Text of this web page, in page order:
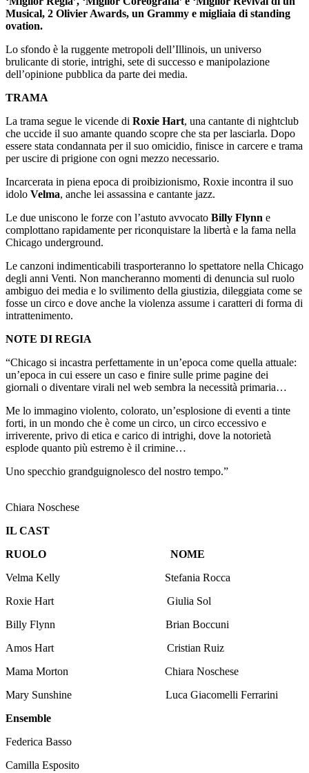
Musical, 2 Olivier Awards, un Grammy e migliaia di standing
ovation.
Lo sfondo è la ruggente metropoli dell’Illinois, un universo
brulicante di storie, intrighi, sete di successo e manipolazione
dell’opinione pubblica da parte dei media.
TRAMA
La trama segue le vicende di Roxie Hart, una cantante di nightclub
che uccide il suo amante quando scopre che sta per lasciarla. Dopo
essere stata condannata per il suo omicidio, finisce in carcere e trama
per uscire di prigione con ogni mezzo necessario.
Incarcerata in piena epoca di proibizionismo, Roxie incontra il suo
idolo Velma, anche lei assassina e cantante jazz.
Le due uniscono le forze con l’astuto avvocato Billy Flynn e
complottano rapidamente per riconquistare la libertà e la fama nella
Chicago underground.
Le canzoni indimenticabili trasporteranno lo spettatore nella Chicago
degli anni Venti. Non mancheranno momenti di denuncia sul ruolo
ambiguo dei media e lo svilimento della giustizia, dileggiata come se
fosse un circo e dove anche la violenza assume i caratteri di forma di
intrattenimento.
NOTE DI REGIA
“Chicago si incastra perfettamente in un’epoca come quella attuale:
un’epoca in cui essere un caso e finire sulle prime pagine dei
giornali o diventare virali nel web sembra la necessità primaria…
Me lo immagino violento, colorato, un’esplosione di eventi a tinte
forti, in un mondo che è come un circo, un circo eccessivo e
irriverente, privo di etica e carico di intrighi, dove la notorietà
esplode quanto più estremo è il crimine…
Uno specchio grandguignolesco del nostro tempo.”
Chiara Noschese
IL CAST
RUOLO
NOME
Velma Kelly Stefania Rocca
Roxie Hart Giulia Sol
Billy Flynn Brian Boccuni
Amos Hart Cristian Ruiz
Mama Morton Chiara Noschese
Mary Sunshine Luca Giacomelli Ferrarini
Ensemble
Federica Basso
Camilla Esposito